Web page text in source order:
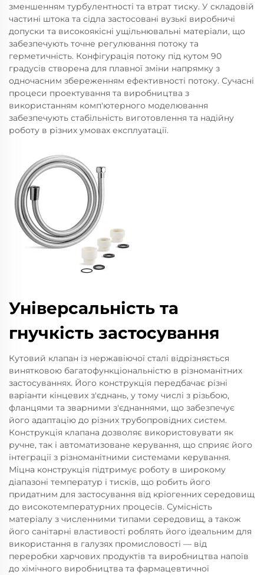
зменшенням турбулентності та втрат тиску. У складовій
частині штока та сідла застосовані вузькі виробничі
допуски та високоякісні ущільнювальні матеріали, що
забезпечують точне регулювання потоку та
герметичність. Конфігурація потоку під кутом 90
градусів створена для плавної зміни напрямку з
одночасним збереженням ефективності потоку. Сучасні
процеси проектування та виробництва з
використанням комп'ютерного моделювання
забезпечують стабільність виготовлення та надійну
роботу в різних умовах експлуатації.
Універсальність та
гнучкість застосування
Кутовий клапан із нержавіючої сталі відрізняється
винятковою багатофункціональністю в різноманітних
застосуваннях. Його конструкція передбачає різні
варіанти кінцевих з'єднань, у тому числі з різьбою,
фланцями та зварними з'єднаннями, що забезпечує
його адаптацію до різних трубопровідних систем.
Конструкція клапана дозволяє використовувати як
ручне, так і автоматизоване керування, що сприяє його
інтеграції з різноманітними системами керування.
Міцна конструкція підтримує роботу в широкому
діапазоні температур і тисків, що робить його
придатним для застосування від кріогенних середовищ
до високотемпературних процесів. Сумісність
матеріалу з численними типами середовищ, а також
його санітарні властивості роблять його ідеальним для
використання в галузях промисловості — від
переробки харчових продуктів та виробництва напоїв
до хімічного виробництва та фармацевтичної